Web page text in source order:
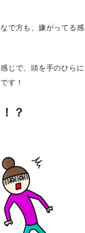
で方も、嫌がってる
じで、頭を手のひら
す！
？